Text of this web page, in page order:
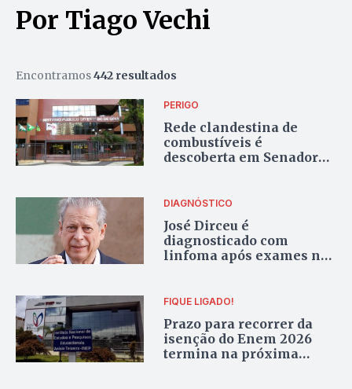
Por Tiago Vechi
Encontramos442 resultados
PERIGO
Rede clandestina de
combustíveis é
descoberta em Senador
DIAGNÓSTICO
José Dirceu é
diagnosticado com
linfoma após exames no
FIQUE LIGADO!
Prazo para recorrer da
isenção do Enem 2026
termina na próxima